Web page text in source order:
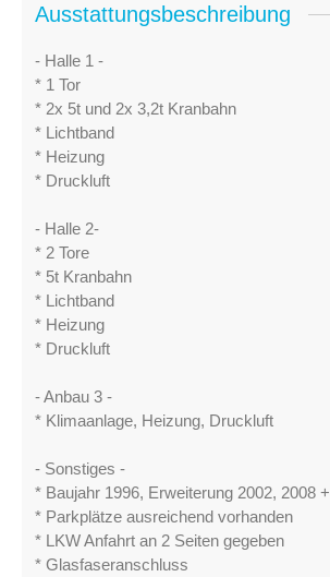
Ausstattungsbeschreibung
- Halle 1 -
* 1 Tor
* 2x 5t und 2x 3,2t Kranbahn
* Lichtband
* Heizung
* Druckluft
- Halle 2-
* 2 Tore
* 5t Kranbahn
* Lichtband
* Heizung
* Druckluft
- Anbau 3 -
* Klimaanlage, Heizung, Druckluft
- Sonstiges -
* Baujahr 1996, Erweiterung 2002, 2008
* Parkplätze ausreichend vorhanden
* LKW Anfahrt an 2 Seiten gegeben
* Glasfaseranschluss